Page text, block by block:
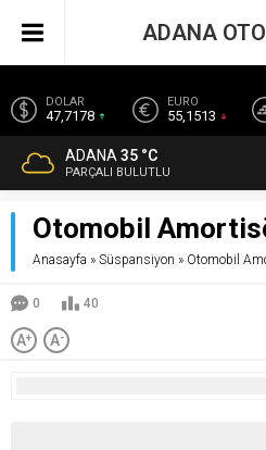
DOLAR
47,7178
EURO
55,1513
ADANA 35 °C
PARÇALI BULUTLU
ADANA
Otomobil
Anasayfa » Süspansiyon » Otomobil
0 40
A+ A-